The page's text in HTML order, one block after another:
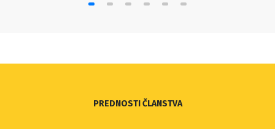
PREDNOSTI ČLANSTVA